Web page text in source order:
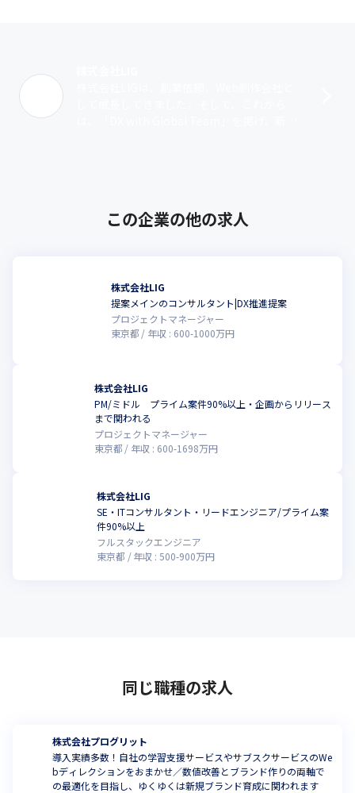
この企業の他の求人
株式会社LIG
提案メインのコンサルタント|DX推進提案
プロジェクトマネージャー
東京都
年収 : 600-1000万円
株式会社LIG
PM/ミドル プライム案件90%以上・企画からリリース
まで関われる
プロジェクトマネージャー
東京都
年収 : 600-1698万円
株式会社LIG
SE・ITコンサルタント・リードエンジニア/プライム案
件90%以上
フルスタックエンジニア
東京都
年収 : 500-900万円
同じ職種の求人
株式会社プログリット
導入実績多数！自社の学習支援サービスやサブスクサービスのWe
bディレクションをおまかせ／数値改善とブランド作りの両軸で
の最適化を目指し、ゆくゆくは新規ブランド育成に関われます